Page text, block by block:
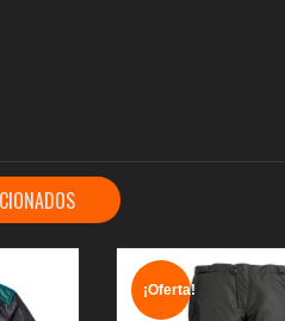
¡Oferta!